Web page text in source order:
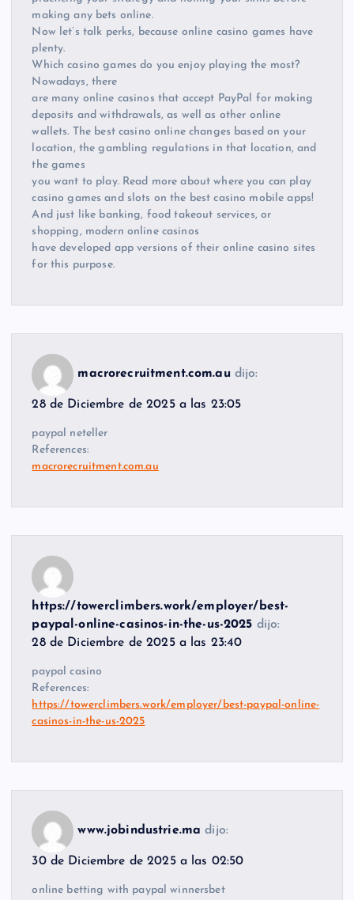
making any bets online.
Now let’s talk perks, because online casino games have
plenty.
Which casino games do you enjoy playing the most?
Nowadays, there
are many online casinos that accept PayPal for making
deposits and withdrawals, as well as other online
wallets. The best casino online changes based on your
location, the gambling regulations in that location, and
the games
you want to play. Read more about where you can play
casino games and slots on the best casino mobile apps!
And just like banking, food takeout services, or
shopping, modern online casinos
have developed app versions of their online casino sites
for this purpose.
macrorecruitment.com.au dijo:
28 de Diciembre de 2025 a las 23:05
paypal neteller
References:
macrorecruitment.com.au
https://towerclimbers.work/employer/best-
paypal-online-casinos-in-the-us-2025 dijo:
28 de Diciembre de 2025 a las 23:40
paypal casino
References:
https://towerclimbers.work/employer/best-paypal-online-
casinos-in-the-us-2025
www.jobindustrie.ma dijo:
30 de Diciembre de 2025 a las 02:50
online betting with paypal winnersbet